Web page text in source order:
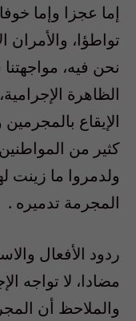
إما عجزا وإما
تواطؤا، والأمران
نحن فيه،
الظاهرة
الإيقاع
كثير من
ولدمروا ما زينت
المجرمة تدميره .
ردود الأفعال
مضادا، لا تواجه
والملاحظ أن